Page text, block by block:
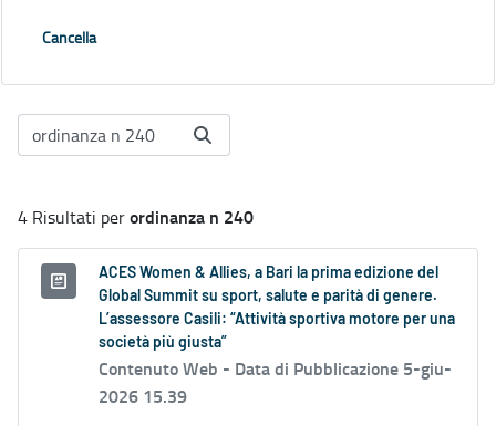
Cancella
4 Risultati perordinanza n 240
ACES Women & Allies, a Bari la prima edizione del
Global Summit su sport, salute e parità di genere.
L’assessore Casili: “Attività sportiva motore per una
società più giusta”
Contenuto Web - Data di Pubblicazione 5-giu-
2026 15.39